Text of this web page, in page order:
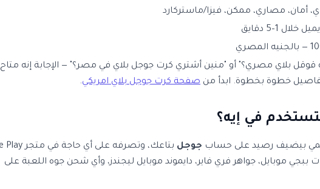
أمان، مصاري، ممكن، فيزا/ماستركارد
1–5 دقايق
بلاي مصري؟" أو "منين أشتري كرت جوجل بلاي في مصر؟" — الإجابة إنه متاح
خطوة بخطوة. ابدأ من صفحة كرت جوجل بلاي امريكي.
في إيه؟
بيضيف رصيد على حساب جوجل بتاعك، وتصرفه على أي حاجة في متجر Google Play:
ببجي موبايل، جواهر فري فاير، دايموند موبايل ليجندز، وأي شحن جوه اللعبة على